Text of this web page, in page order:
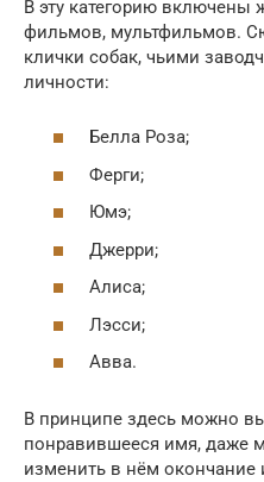
В эту категорию включены
фильмов, мультфильмов.
клички собак, чьими
личности:
Белла Роза;
Ферги;
Юмэ;
Джерри;
Алиса;
Лэсси;
Авва.
В принципе здесь можно
понравившееся имя, даже
изменить в нём окончание